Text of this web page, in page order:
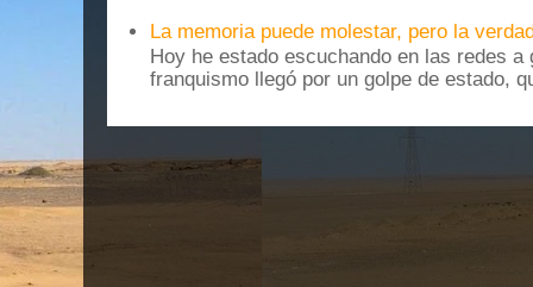
La memoria puede molestar, pero la
Hoy he estado escuchando en las redes
franquismo llegó por un golpe de estado,